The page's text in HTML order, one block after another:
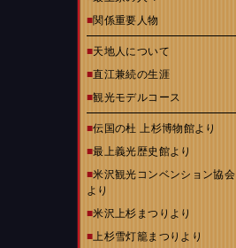
■関係重要人物
■天地人について
■直江兼続の生涯
■観光モデルコース
■伝国の杜 上杉博物館より
■最上義光歴史館より
■米沢観光コンベンション協会
より
■米沢上杉まつりより
■上杉雪灯籠まつりより